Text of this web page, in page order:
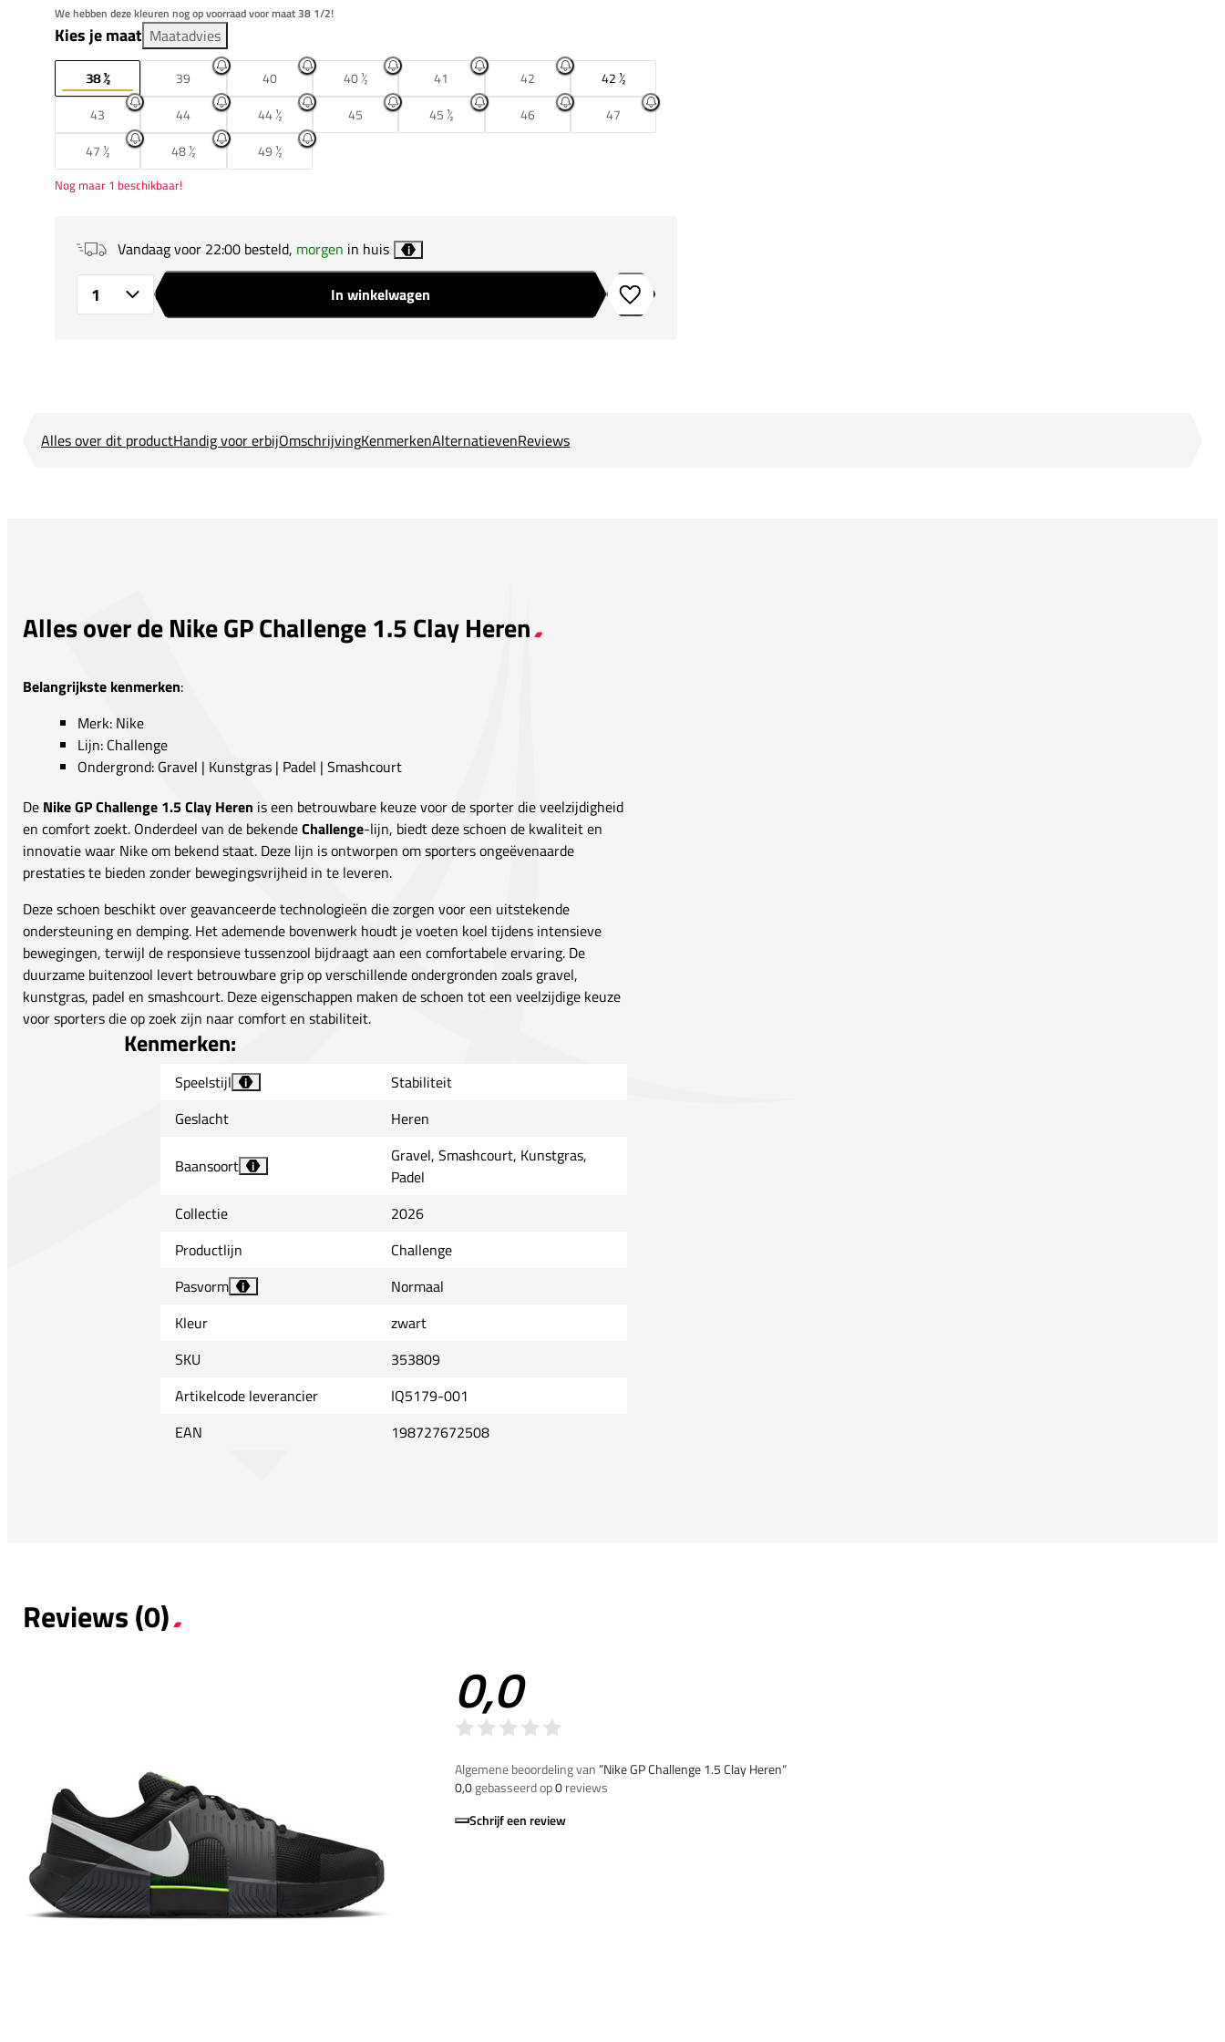
We hebben deze kleuren nog op voorraad voor maat 38 1/2!
Kies je maat Maatadvies
38 ½ 39 40 40 ½ 41 42
42 ½
43
44 44 ½ 45 45 ½ 46
47
47 ½
48 ½ 49 ½
Nog maar 1 beschikbaar!
Vandaag voor 22:00 besteld, morgen in huis i
In winkelwagen Toevoegen aan verlanglijstje
Alles over dit productHandig voor erbijOmschrijvingKenmerkenAlternatievenReviews
Alles over de Nike GP Challenge 1.5 Clay Heren
Belangrijkste kenmerken:
Merk: Nike
Lijn: Challenge
Ondergrond: Gravel | Kunstgras | Padel | Smashcourt
De Nike GP Challenge 1.5 Clay Heren is een betrouwbare keuze voor de sporter die veelzijdigheid
en comfort zoekt. Onderdeel van de bekendeChallenge-lijn, biedt deze schoen de kwaliteit en
innovatie waar Nike om bekend staat. Deze lijn is ontworpen om sporters ongeëvenaarde
prestaties te bieden zonder bewegingsvrijheid in te leveren.
Deze schoen beschikt over geavanceerde technologieën die zorgen voor een uitstekende
ondersteuning en demping. Het ademende bovenwerk houdt je voeten koel tijdens intensieve
bewegingen, terwijl de responsieve tussenzool bijdraagt aan een comfortabele ervaring. De
duurzame buitenzool levert betrouwbare grip op verschillende ondergronden zoals gravel,
kunstgras, padel en smashcourt. Deze eigenschappen maken de schoen tot een veelzijdige keuze
voor sporters die op zoek zijn naar comfort en stabiliteit.
Kenmerken:
Speelstijl i
Stabiliteit
Geslacht
Heren
Baansoort i
Gravel, Smashcourt, Kunstgras,
Padel
Collectie
2026
Productlijn
Challenge
Pasvorm
i
Normaal
Kleur
zwart
SKU
353809
Artikelcode leverancier
IQ5179-001
EAN
198727672508
Reviews (0)
0,0
Algemene beoordeling van”Nike GP Challenge 1.5 Clay Heren“
0,0gebasseerd op0reviews
Schrijf een review